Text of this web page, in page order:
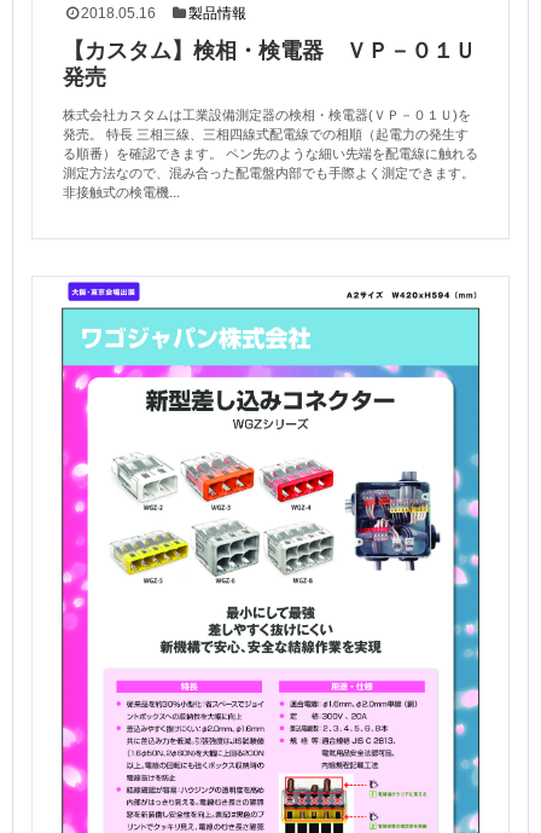
2018.05.16 製品情報
【カスタム】検相・検電器 ＶＰ－０１Ｕ
発売
株式会社カスタムは工業設備測定器の検相・検電器(ＶＰ－０１Ｕ)を
発売。 特長 三相三線、三相四線式配電線での相順（起電力の発生す
る順番）を確認できます。 ペン先のような細い先端を配電線に触れる
測定方法なので、混み合った配電盤内部でも手際よく測定できます。
非接触式の検電機...